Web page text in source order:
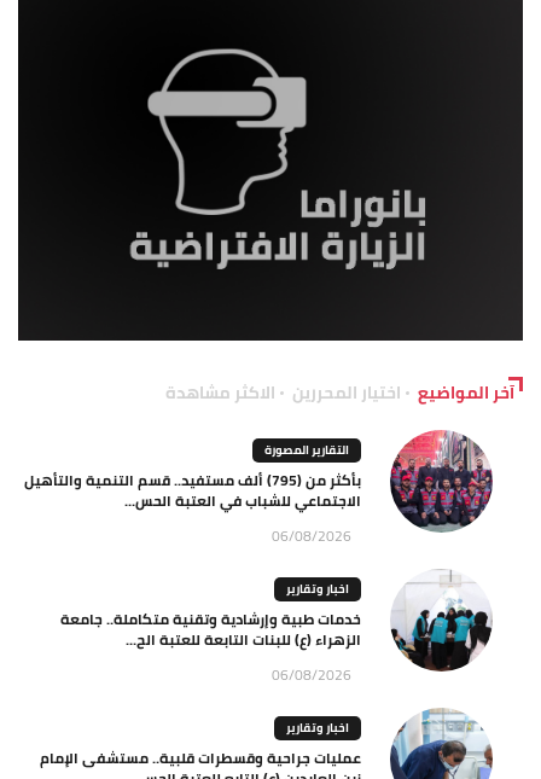
آخر المواضيع اختيار المحررين الاكثر مشاهدة
التقارير المصورة
بأكثر من (795) ألف مستفيد.. قسم التنمية والتأهيل
الاجتماعي للشباب في العتبة الحس...
06/08/2026
اخبار وتقارير
خدمات طبية وإرشادية وتقنية متكاملة.. جامعة
الزهراء (ع) للبنات التابعة للعتبة الح...
06/08/2026
اخبار وتقارير
عمليات جراحية وقسطرات قلبية.. مستشفى الإمام